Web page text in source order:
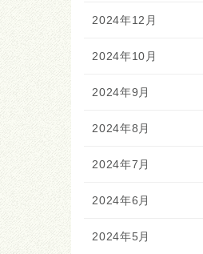
2024年12月
2024年10月
2024年9月
2024年8月
2024年7月
2024年6月
2024年5月